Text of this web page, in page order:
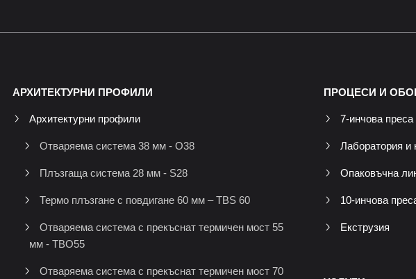
АРХИТЕКТУРНИ ПРОФИЛИ
Архитектурни профили
Отваряема система 38 мм - O38
Плъзгаща система 28 мм - S28
Термо плъзгане с повдигане 60 мм – TBS 60
Отваряема система с прекъснат термичен мост 55
мм - TBO55
Отваряема система с прекъснат термичен мост 70
ПРОЦЕСИ И
7-инчова преса
Лаборатория и
Опаковъчна
10-инчова
Екструзия